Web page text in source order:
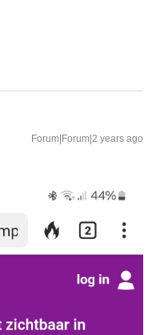
Forum|Forum|2 years ago